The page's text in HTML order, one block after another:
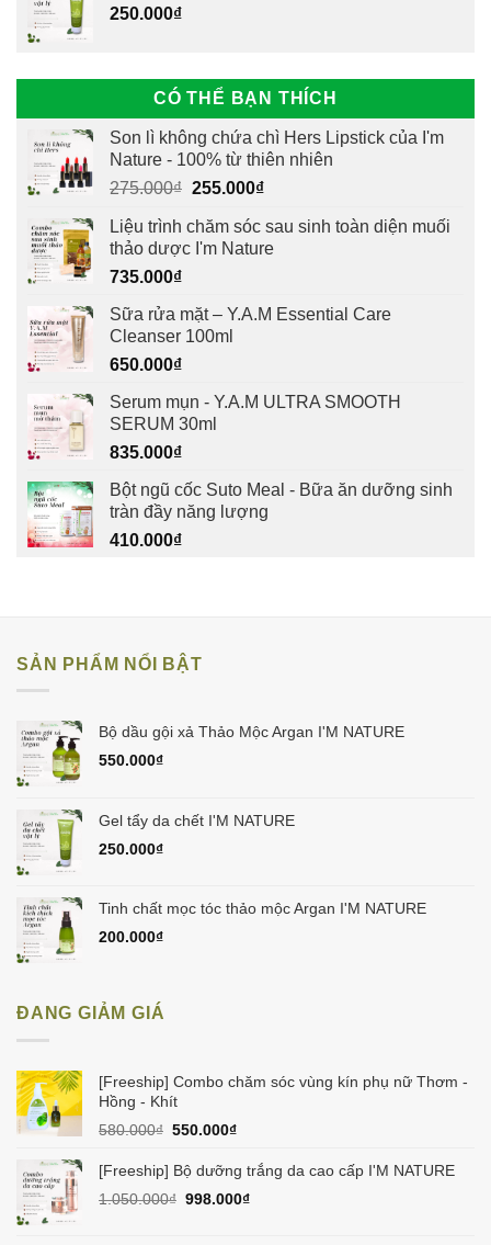
250.000₫
CÓ THỂ BẠN THÍCH
Son lì không chứa chì Hers Lipstick của I'm
Nature - 100% từ thiên nhiên
275.000₫ Giá
là:
275.000₫.
255.000₫Giá
tại
là:
Liệu trình chăm sóc sau sinh toàn diện muối
thảo dược I'm Nature
735.000₫
Sữa rửa mặt – Y.A.M Essential Care
Cleanser 100ml
650.000₫
Serum mụn - Y.A.M ULTRA SMOOTH
SERUM 30ml
835.000₫
Bột ngũ cốc Suto Meal - Bữa ăn dưỡng sinh
tràn đầy năng lượng
410.000₫
SẢN PHẨM NỔI BẬT
Bộ dầu gội xả Thảo Mộc Argan I'M NATURE
550.000₫
Gel tẩy da chết I'M NATURE
250.000₫
Tinh chất mọc tóc thảo mộc Argan I'M NATURE
200.000₫
ĐANG GIẢM GIÁ
[Freeship] Combo chăm sóc vùng kín phụ nữ Thơm -
Hồng - Khít
580.000₫ Giá
là:
550.000₫Giá
tại
550.000₫.
[Freeship] Bộ dưỡng trắng da cao cấp I'M NATURE
1.050.000₫ Giá
998.000₫Giá